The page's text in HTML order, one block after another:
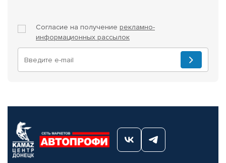
Согласие на получение рекламно-
информационных рассылок